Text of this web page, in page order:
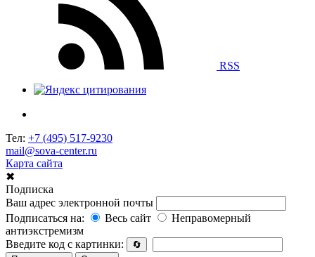
RSS
Тел: +7 (495) 517-9230
mail@sova-center.ru
Карта сайта
✖
Подписка
Ваш адрес электронной почты
Подписаться на:
Весь сайт
Неправомерный
антиэкстремизм
Введите код с картинки:
🔄